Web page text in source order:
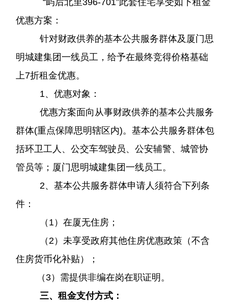
“屿后北里396-701”此套住宅享受如下租金
优惠方案：
针对财政供养的基本公共服务群体及厦门思
明城建集团一线员工，给予在最终竞得价格基础
上7折租金优惠。
1、优惠对象：
优惠方案面向从事财政供养的基本公共服务
群体(重点保障思明辖区内)。基本公共服务群体包
括环卫工人、公交车驾驶员、公安辅警、城管协
管员等；厦门思明城建集团一线员工。
2、基本公共服务群体申请人须符合下列条
件：
（ 1）在厦无住房；
（2）未享受政府其他住房优惠政策（不含
住房货币化补贴）；
（3）需提供非编在岗在职证明。
三、租金支付方式：